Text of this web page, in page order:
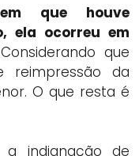
que houve
ela ocorreu em
Considerando que
reimpressão da
O que resta é
a indignação de